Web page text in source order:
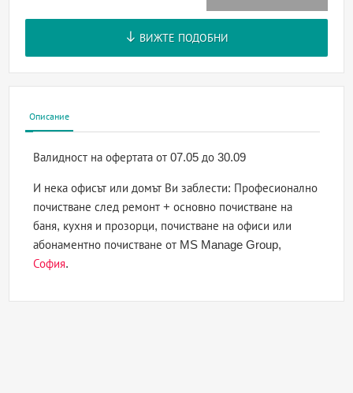
ВИЖТЕ ПОДОБНИ
Описание
Валидност на офертатаот 07.05 до 30.09
И нека офисът или домът Ви заблести: Професионално
почистване след ремонт + основно почистване на
баня, кухня и прозорци, почистване на офиси или
абонаментно почистване от MS Manage Group,
София.